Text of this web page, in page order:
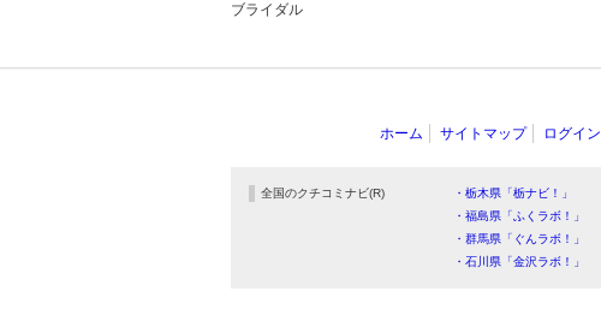
ブライダル
ホーム サイトマップ ログイン
全国のクチコミナビ(R) ・栃木県「栃ナビ！」
・福島県「ふくラボ！」
・群馬県「ぐんラボ！」
・石川県「金沢ラボ！」